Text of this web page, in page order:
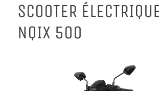
SCOOTER
NQIX 500